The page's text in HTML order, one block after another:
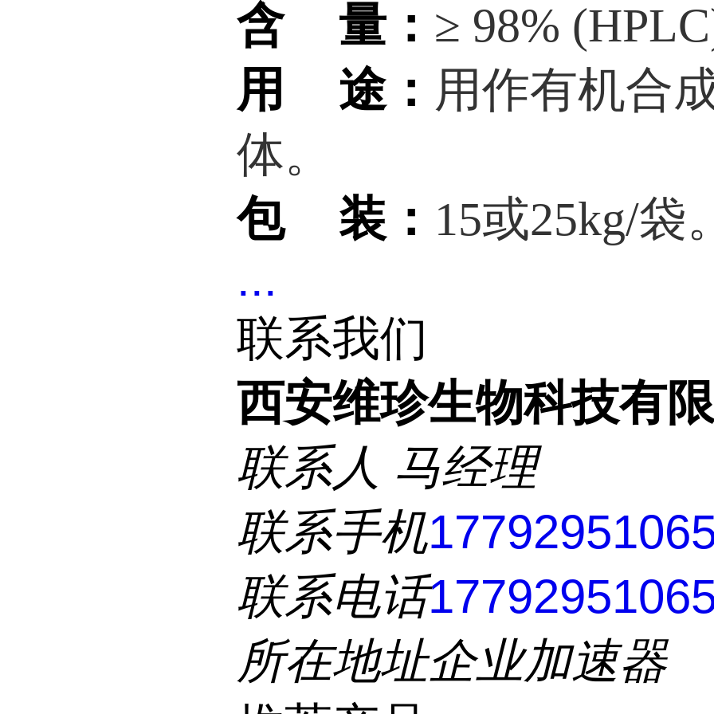
含 量： ≥ 98%
用 途： 用作有机合
体。
包 装： 15或25kg/袋。
...
联系我们
西安维珍生物科技有
联系人 马经理
联系手机
联系电话
所在地址企业加速器